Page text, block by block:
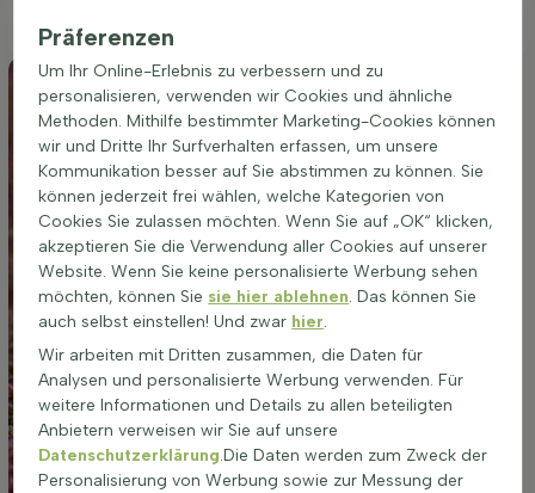
Präferenzen
Um Ihr Online-Erlebnis zu verbessern und zu
personalisieren, verwenden wir Cookies und ähnliche
Methoden. Mithilfe bestimmter Marketing-Cookies können
wir und Dritte Ihr Surfverhalten erfassen, um unsere
Kommunikation besser auf Sie abstimmen zu können. Sie
können jederzeit frei wählen, welche Kategorien von
Cookies Sie zulassen möchten. Wenn Sie auf „OK“ klicken,
akzeptieren Sie die Verwendung aller Cookies auf unserer
Website. Wenn Sie keine personalisierte Werbung sehen
möchten, können Sie sie hier ablehnen. Das können Sie
auch selbst einstellen! Und zwar hier.
Wir arbeiten mit Dritten zusammen, die Daten für
Analysen und personalisierte Werbung verwenden. Für
weitere Informationen und Details zu allen beteiligten
Anbietern verweisen wir Sie auf unsere
Datenschutzerklärung.Die Daten werden zum Zweck der
Personalisierung von Werbung sowie zur Messung der